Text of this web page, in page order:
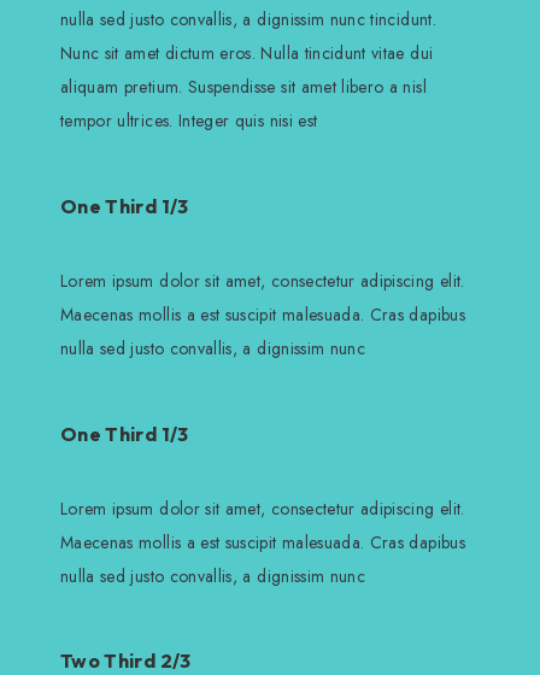
nulla sed justo convallis, a dignissim nunc tincidunt.
Nunc sit amet dictum eros. Nulla tincidunt vitae dui
aliquam pretium. Suspendisse sit amet libero a nisl
tempor ultrices. Integer quis nisi est
One Third 1/3
Lorem ipsum dolor sit amet, consectetur adipiscing elit.
Maecenas mollis a est suscipit malesuada. Cras dapibus
nulla sed justo convallis, a dignissim nunc
One Third 1/3
Lorem ipsum dolor sit amet, consectetur adipiscing elit.
Maecenas mollis a est suscipit malesuada. Cras dapibus
nulla sed justo convallis, a dignissim nunc
Two Third 2/3